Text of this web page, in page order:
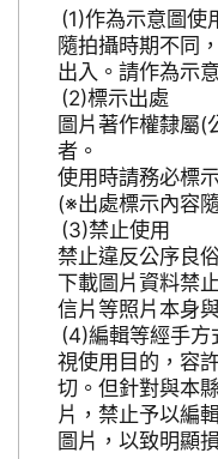
作為示意圖使
隨拍攝時期不同
出入。請作為示
標示出處
圖片著作權隸屬(
者。
使用時請務必標
(※出處標示內容
禁止使用
禁止違反公序良
下載圖片資料禁
信片等照片本身
編輯等經手方
視使用目的，容
切。但針對與本
片，禁止予以編
圖片，以致明顯